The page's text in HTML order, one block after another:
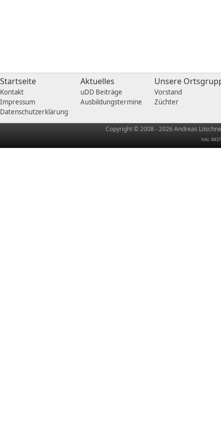
Startseite
Kontakt
Impressum
Datenschutzerklärung
Aktuelles
uDD Beiträge
Ausbildungstermine
Unsere
Vorstand
Züchter
Copyright © 2008 - 2026 Andreas
hits: